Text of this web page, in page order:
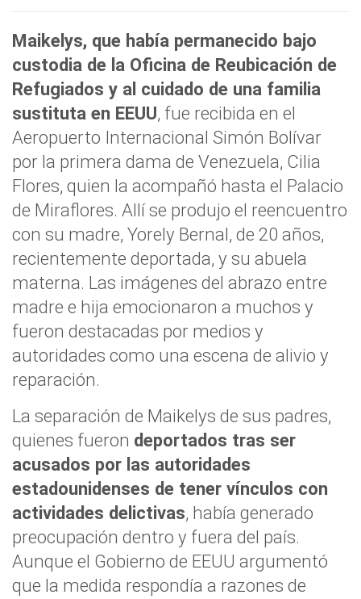
Maikelys, que había permanecido bajo
custodia de la Oficina de Reubicación de
Refugiados y al cuidado de una familia
sustituta en EEUU, fue recibida en el
Aeropuerto Internacional Simón Bolívar
por la primera dama de Venezuela, Cilia
Flores, quien la acompañó hasta el Palacio
de Miraflores. Allí se produjo el reencuentro
con su madre, Yorely Bernal, de 20 años,
recientemente deportada, y su abuela
materna. Las imágenes del abrazo entre
madre e hija emocionaron a muchos y
fueron destacadas por medios y
autoridades como una escena de alivio y
reparación.
La separación de Maikelys de sus padres,
quienes fueron deportados tras ser
acusados por las autoridades
estadounidenses de tener vínculos con
actividades delictivas, había generado
preocupación dentro y fuera del país.
Aunque el Gobierno de EEUU argumentó
que la medida respondía a razones de